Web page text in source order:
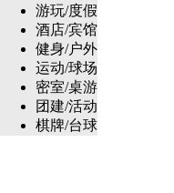
游玩/度假
酒店/宾馆
健身/户外
运动/球场
密室/桌游
团建/活动
棋牌/台球